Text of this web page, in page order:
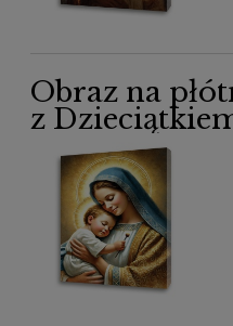
Obraz na
z